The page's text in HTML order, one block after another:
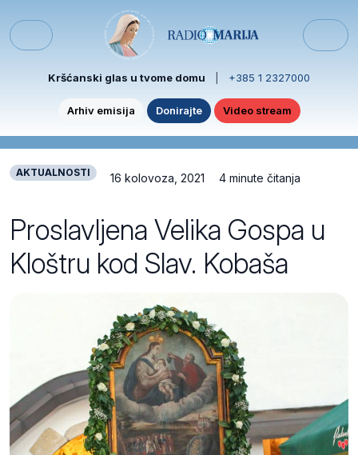
Menu
Kršćanski glas u tvome domu +385 1 2327000
Arhiv emisija Donirajte Video stream
AKTUALNOSTI 16 kolovoza, 2021 4 minute čitanja
Proslavljena Velika Gospa u
Kloštru kod Slav. Kobaša